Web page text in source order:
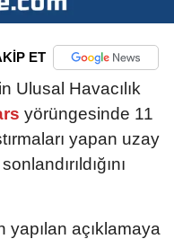
ET
Ulusal Havacılık
yörüngesinde 11
yapan uzay
yapılan açıklamaya